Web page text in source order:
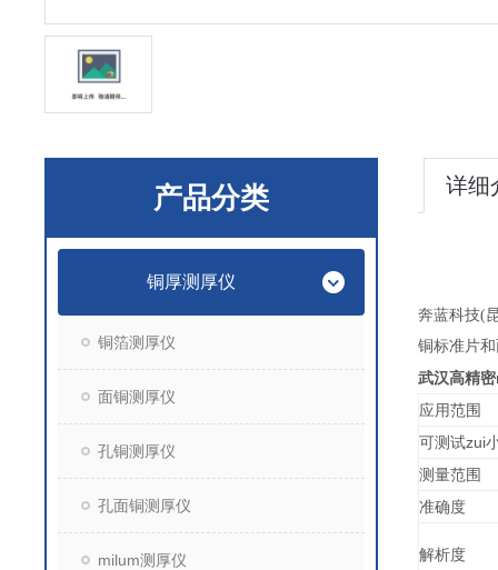
产品分类
铜厚测厚仪
铜箔测厚仪
面铜测厚仪
孔铜测厚仪
孔面铜测厚仪
milum测厚仪
详细
奔蓝科技(
铜标准片
武汉高精
应用范围
可测试zui
测量范围
准确度
解析度